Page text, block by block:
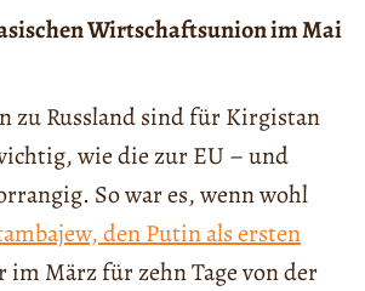
Wirtschaftsunion im Mai
zu Russland sind für Kirgistan
wie die zur EU – und
So war es, wenn wohl
den Putin als ersten
im März für zehn Tage von der